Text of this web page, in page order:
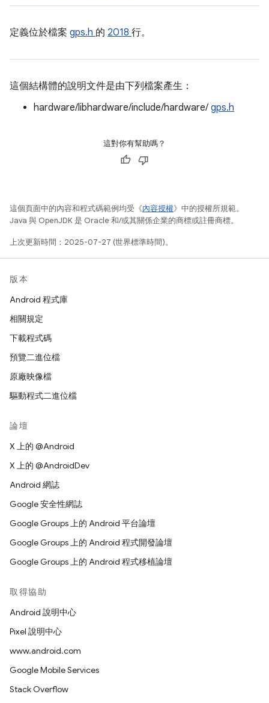
定義位於檔案 gps.h 的 2018 行。
這個結構體的說明文件是由下列檔案產生：
hardware/libhardware/include/hardware/ gps.h
這對你有幫助嗎？
這個頁面中的內容和程式碼範例均受《內容授權》中的授權所規範。
Java 與 OpenJDK 是 Oracle 和/或其關係企業的商標或註冊商標。
上次更新時間：2025-07-27 (世界標準時間)。
版本
Android 程式庫
相關規定
下載程式碼
預覽二進位檔
原廠映像檔
驅動程式二進位檔
論壇
X 上的 @Android
X 上的 @AndroidDev
Android 網誌
Google 安全性網誌
Google Groups 上的 Android 平台論壇
Google Groups 上的 Android 程式開發論壇
Google Groups 上的 Android 程式移植論壇
取得協助
Android 說明中心
Pixel 說明中心
www.android.com
Google Mobile Services
Stack Overflow